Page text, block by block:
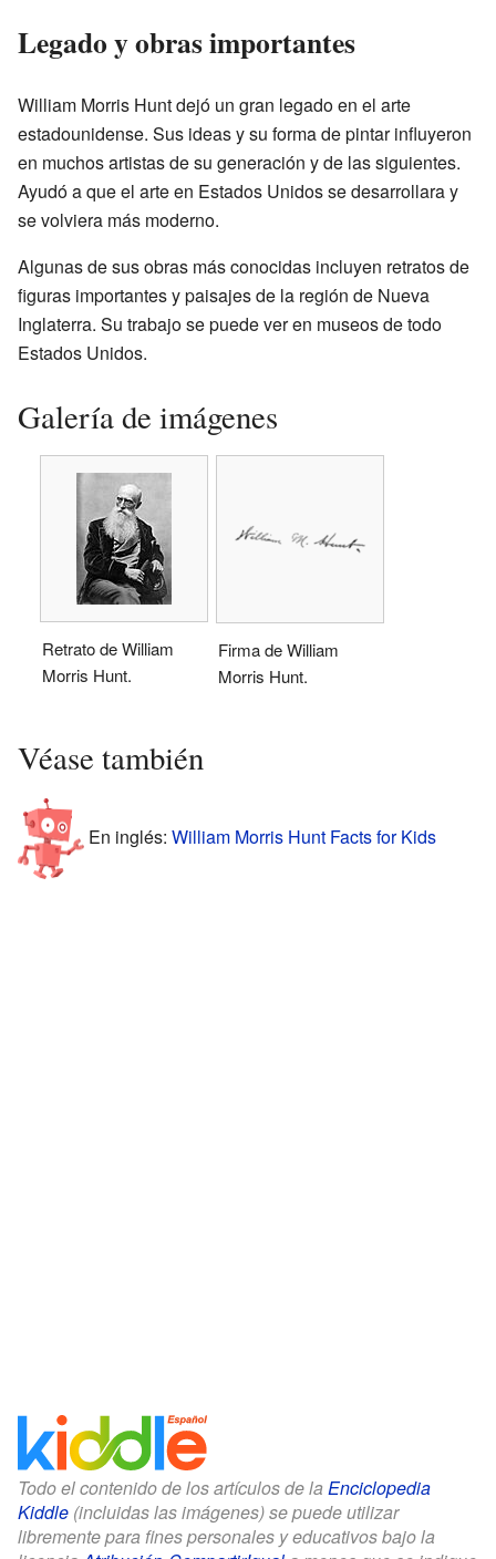
Legado y obras importantes
William Morris Hunt dejó un gran legado en el arte
estadounidense. Sus ideas y su forma de pintar influyeron
en muchos artistas de su generación y de las siguientes.
Ayudó a que el arte en Estados Unidos se desarrollara y
se volviera más moderno.
Algunas de sus obras más conocidas incluyen retratos de
figuras importantes y paisajes de la región de Nueva
Inglaterra. Su trabajo se puede ver en museos de todo
Estados Unidos.
Galería de imágenes
Retrato de William
Morris Hunt.
Firma de William
Morris Hunt.
Véase también
En inglés: William Morris Hunt Facts for Kids
Todo el contenido de los artículos de la Enciclopedia
Kiddle (incluidas las imágenes) se puede utilizar
libremente para fines personales y educativos bajo la